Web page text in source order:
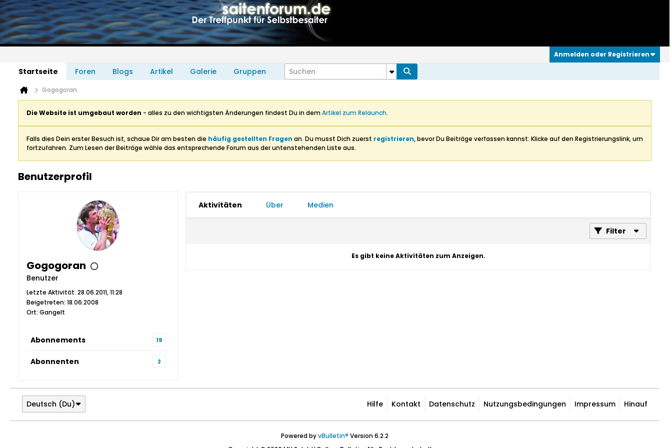
Anmelden oder Registrieren
Startseite Foren Blogs Artikel Galerie Gruppen
Gogogoran
Die Website ist umgebaut worden - alles zu den wichtigsten Änderungen findest Du in demArtikel zum Relaunch.
Falls dies Dein erster Besuch ist, schaue Dir am besten die häufig gestellten Fragen an. Du musst Dich zuerst registrieren, bevor Du Beiträge verfassen kannst: Klicke auf den Registrierungslink, um
fortzufahren. Zum Lesen der Beiträge wähle das entsprechende Forum aus der untenstehenden Liste aus.
Benutzerprofil
Gogogoran
Benutzer
Letzte Aktivität: 28.06.2011, 11:28
Beigetreten: 18.06.2008
Ort: Gangelt
Abonnements 19
Abonnenten 2
Aktivitäten Über Medien
Filter
Es gibt keine Aktivitäten zum Anzeigen.
Deutsch (Du) Hilfe Kontakt Datenschutz Nutzungsbedingungen Impressum Hinauf
Powered byvBulletin® Version 6.2.2